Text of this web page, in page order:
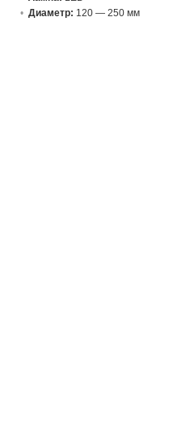
Диаметр: 120 — 250 мм